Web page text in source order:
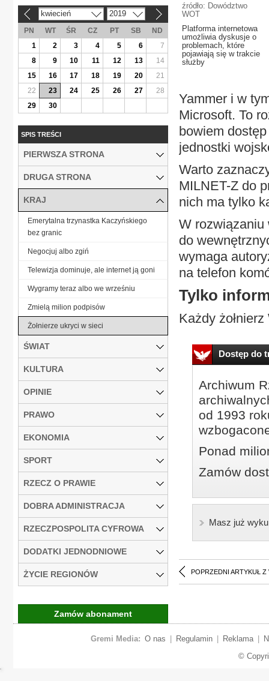
źródło: Dowództwo
WOT
Platforma internetowa
umożliwia dyskusje o
problemach, które
pojawiają się w trakcie
służby
Yammer i w
Microsoft. To
bowiem
jednostki
Warto
MILNET-Z do
nich ma tylko
W rozwiązaniu
do
wymaga
na telefon
Tylko
Każdy żołnierz
Dostęp do
Archiwum
od 1993
Ponad
Zamów
Masz już
POPRZEDNI ARTYKUŁ Z
kwiecień 2019
PN WT ŚR CZ PT SB
ND
1
2 3 4 5 6
7
8
9 10 11 12 13
14
15
16 17 18 19 20
21
22
23 24 25 26 27
28
29
30
SPIS TREŚCI
PIERWSZA STRONA
DRUGA STRONA
KRAJ
Emerytalna trzynastka Kaczyńskiego
bez granic
Negocjuj albo zgiń
Telewizja dominuje, ale internet ją goni
Wygramy teraz albo we wrześniu
Zmielą milion podpisów
Żołnierze ukryci w sieci
ŚWIAT
KULTURA
OPINIE
PRAWO
EKONOMIA
SPORT
RZECZ O PRAWIE
DOBRA ADMINISTRACJA
RZECZPOSPOLITA CYFROWA
DODATKI JEDNODNIOWE
ŻYCIE REGIONÓW
Zamów abonament
Gremi Media: O nas Regulamin Reklama
©